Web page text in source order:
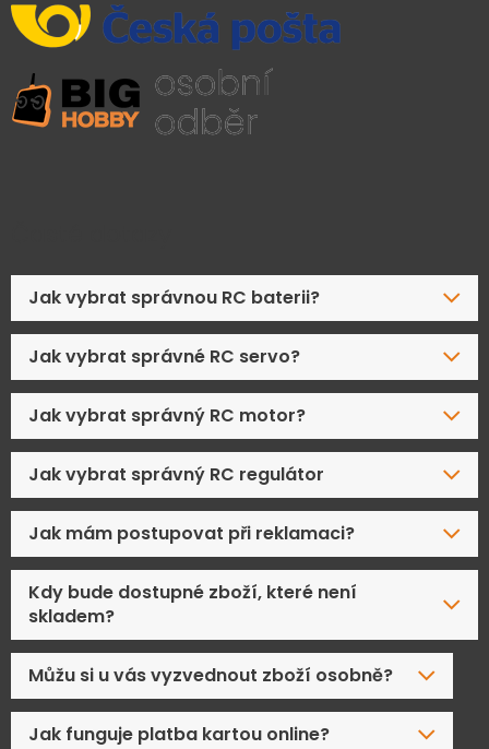
Jak vybrat správnou RC baterii?
Jak vybrat správné RC servo?
Jak vybrat správný RC motor?
Jak vybrat správný RC regulátor
Jak mám postupovat při reklamaci?
Kdy bude dostupné zboží, které není
skladem?
Můžu si u vás vyzvednout zboží osobně?
Jak funguje platba kartou online?